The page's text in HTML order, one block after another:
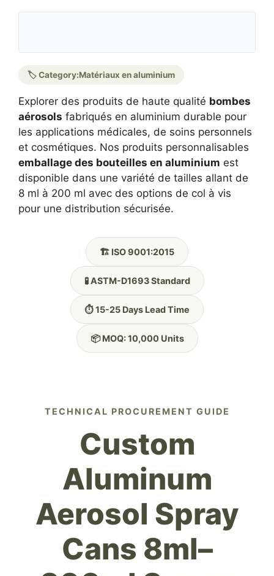
🏷️ Category:Matériaux en aluminium
Explorer des produits de haute qualité bombes
aérosols fabriqués en aluminium durable pour
les applications médicales, de soins personnels
et cosmétiques. Nos produits personnalisables
emballage des bouteilles en aluminium est
disponible dans une variété de tailles allant de
8 ml à 200 ml avec des options de col à vis
pour une distribution sécurisée.
🏗️ ISO 9001:2015
🧪 ASTM-D1693 Standard
⏱️ 15-25 Days Lead Time
📦 MOQ: 10,000 Units
TECHNICAL PROCUREMENT GUIDE
Custom
Aluminum
Aerosol Spray
Cans 8ml–